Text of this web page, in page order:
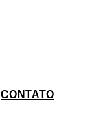
CONTATO